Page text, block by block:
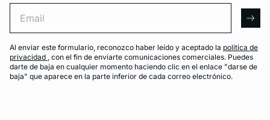
Al enviar este formulario, reconozco haber leído y aceptado la política de
privacidad , con el fin de enviarte comunicaciones comerciales. Puedes
darte de baja en cualquier momento haciendo clic en el enlace "darse de
baja" que aparece en la parte inferior de cada correo electrónico.